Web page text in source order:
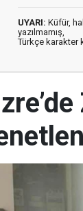
UYARI: Küfür,
yazılmamış,
Türkçe karakter